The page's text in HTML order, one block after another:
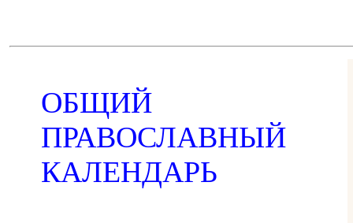
ОБЩИЙ
ПРАВОСЛАВНЫЙ
КАЛЕНДАРЬ